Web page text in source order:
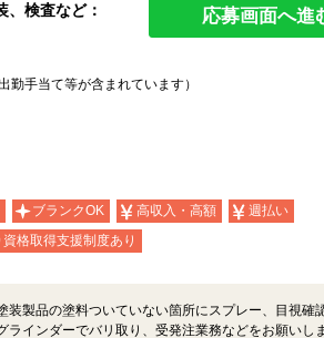
、検査など：
応募画面へ進
手当て等が含まれています）
ブランクOK 高収入・高額
週払い
資格取得支援制度あり
装製品の塗料ついていない箇所にスプレー、目視確認
ラインダーでバリ取り、受発注業務などをお願いしま